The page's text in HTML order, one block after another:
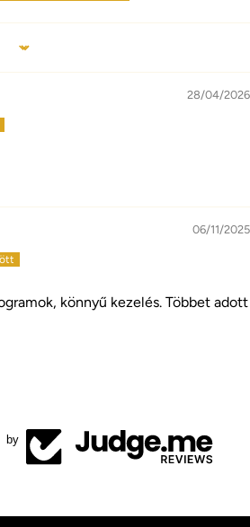
28/04/2026
06/11/2025
könnyű kezelés. Többet adott
by